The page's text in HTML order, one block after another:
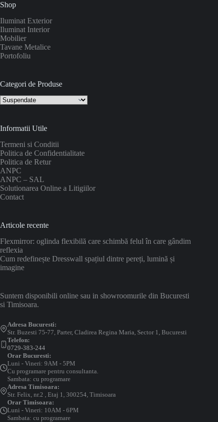
Shop
Iluminat Exterior
Iluminat Interior
Mobilier
Tavane Metalice
Portofoliu
Categori de Produse
Informatii Utile
Termeni si Conditii
Politica de Confidentialitate
Politica de Retur
ANPC
ANPC – SAL
Solutionarea Online a Litigiilor
Contact
Articole recente
Flexmirror: oglinda flexibilă care schimbă felul în care gândim
reflexia
Cum redefinește Dresswall spațiul dintre pereți, lumină și
imagine
Suntem disponibili online sau in showroomurile din Bucuresti
si Timisoara.
Adresa Bucuresti:
Str. Buzesti 75-77, Parter, Cladirea Regina Maria, Sector 1, Bucuresti
Telefon:
0729-383-244
Orar Bucuresti:
Luni - Vineri: 9AM - 5PM
Cu programare pentru consultanta.
Sambata: cu programare
Adresa Timisoara:
Str. Felix, nr.2 , Etaj 1, 300254, Timisoara
Orar Timisoara:
Luni - Vineri: 10AM - 6PM
Sambata: cu programare